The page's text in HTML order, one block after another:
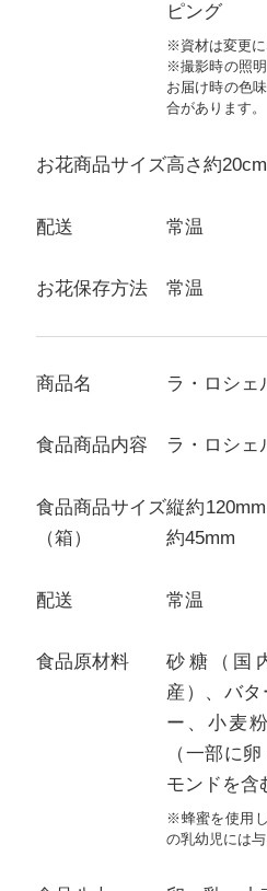
ピング
※資材は変更に
※撮影時の照
お届け時の色
合があります。
お花商品サイズ高さ約20cm
配送 常温
お花保存方法 常温
商品名 ラ・ロシェ
食品商品内容 ラ・ロシェ
食品商品サイズ
（箱）
縦約
約45mm
配送 常温
食品原材料
砂糖（国
産）、バ
ー、小麦
（一部に
モンドを含
※蜂蜜を使用
の乳幼児には与